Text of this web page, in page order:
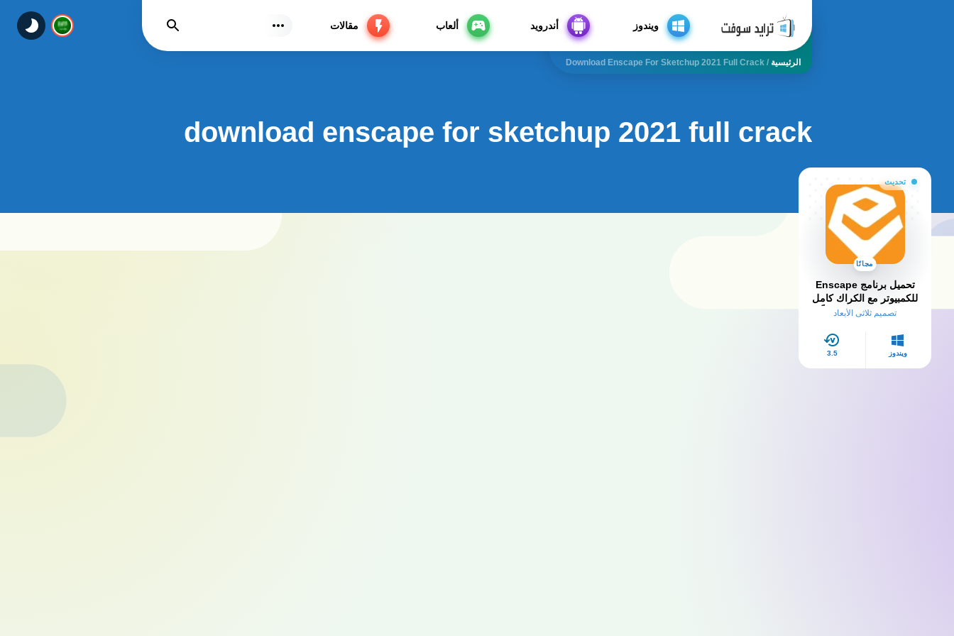
ويندوز أندرويد ألعاب مقالات يجد
الرئيسية /
Download Enscape For Sketchup 2021 Full Crack
download enscape for sketchup 2021 full crack
تحديث
مجانًا
تحميل برنامج Enscape
للكمبيوتر مع الكراك كامل
مفعل للكمبيوتر مجاناً
تصميم ثلاثي الأبعاد
ويندوز 3.5